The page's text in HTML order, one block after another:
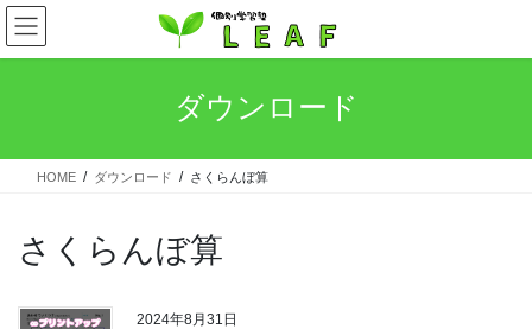
コ
ン
テ
ス
ナ
ビ
ゲ
ン
ダウンロード
HOME ダウンロード さくらんぼ算
さくらんぼ算
2024年8月31日